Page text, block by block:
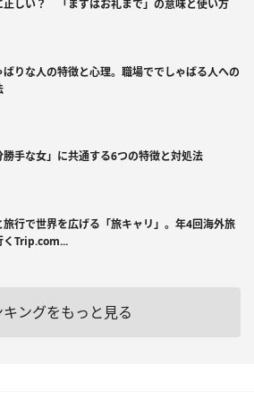
正しい？ 「まずはお礼まで」の意味と使い方
ばりな人の特徴と心理。職場ででしゃばる人への
勝手な女」に共通する6つの特徴と対処法
旅行で世界を広げる「旅キャリ」。年4回海外旅
くTrip.com...
キングをもっと見る